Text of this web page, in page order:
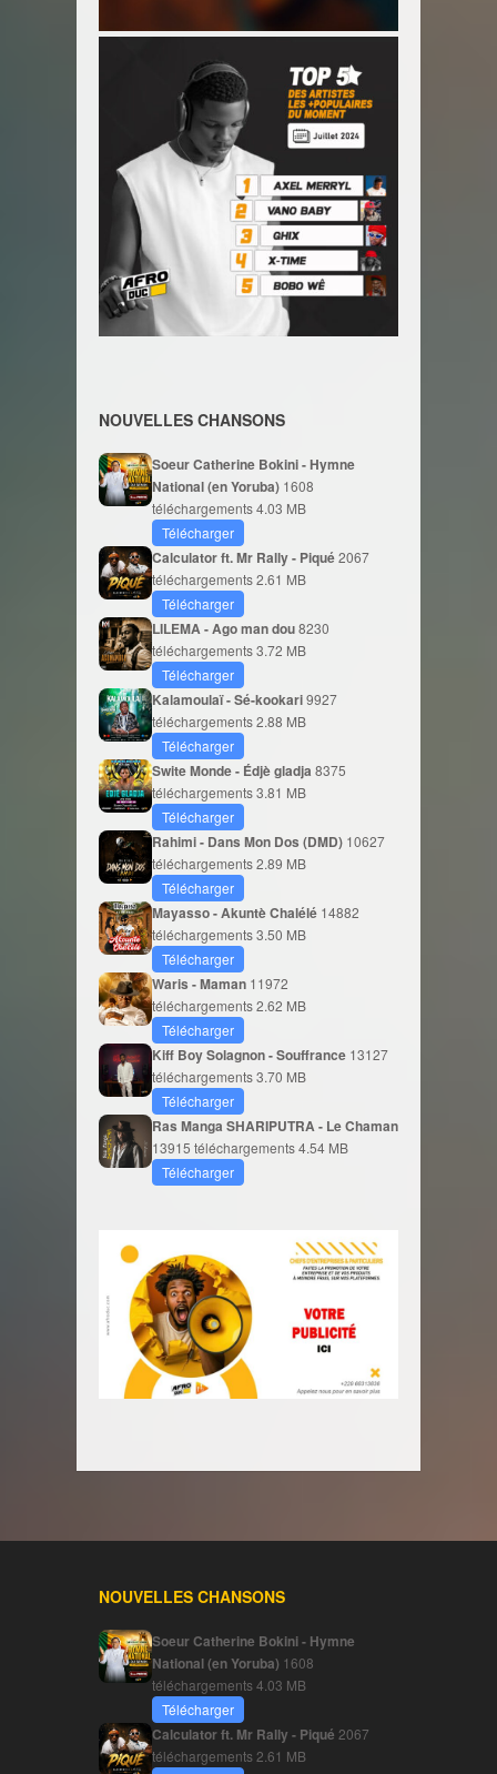
NOUVELLES CHANSONS
Soeur Catherine Bokini - Hymne
National (en Yoruba) 1608
téléchargements4.03 MB
Télécharger
Calculator ft. Mr Rally - Piqué2067
téléchargements2.61 MB
Télécharger
LILEMA - Ago man dou8230
téléchargements3.72 MB
Télécharger
Kalamoulaï - Sé-kookari9927
téléchargements2.88 MB
Télécharger
Swite Monde - Édjè gladja 8375
téléchargements3.81 MB
Télécharger
Rahimi - Dans Mon Dos (DMD) 10627
téléchargements2.89 MB
Télécharger
Mayasso - Akuntè Chalélé 14882
téléchargements3.50 MB
Télécharger
Waris - Maman 11972
téléchargements2.62 MB
Télécharger
Kiff Boy Solagnon - Souffrance 13127
téléchargements3.70 MB
Télécharger
Ras Manga SHARIPUTRA - Le Chaman
13915 téléchargements4.54 MB
Télécharger
NOUVELLES CHANSONS
Soeur Catherine Bokini - Hymne
National (en Yoruba) 1608
téléchargements4.03 MB
Télécharger
Calculator ft. Mr Rally - Piqué 2067
téléchargements 2.61 MB